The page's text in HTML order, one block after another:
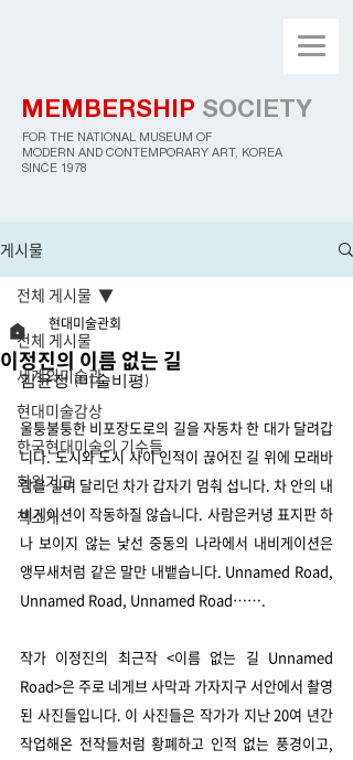
FOR THE NATIONAL MUSEUM OF
MODERN AND CONTEMPORARY ART, KOREA
SINCE 1978
MEMBERSHIP SOCIETY
게시물
전체 게시물
세계의미술관
현대미술감상
한국현대미술의 기수들
회원기고
책소개
전체 게시물
이정진의 이름 없는 길
현대미술관회
김윤정 (미술비평)
울퉁불퉁한 비포장도로의 길을 자동차 한 대가 달려갑
니다. 도시와 도시 사이 인적이 끊어진 길 위에 모래바
람을 일며 달리던 차가 갑자기 멈춰 섭니다. 차 안의 내
비게이션이 작동하질 않습니다. 사람은커녕 표지판 하
나 보이지 않는 낯선 중동의 나라에서 내비게이션은
앵무새처럼 같은 말만 내뱉습니다. Unnamed Road,
Unnamed Road, Unnamed Road…….
작가 이정진의 최근작 <이름 없는 길 Unnamed
Road>은 주로 네게브 사막과 가자지구 서안에서 촬영
된 사진들입니다. 이 사진들은 작가가 지난 20여 년간
작업해온 전작들처럼 황폐하고 인적 없는 풍경이고,